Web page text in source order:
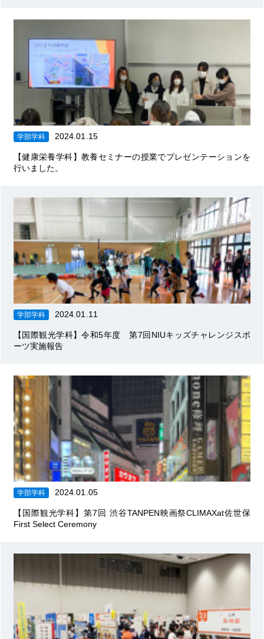
学部学科 2024.01.15
【健康栄養学科】教養セミナーの授業でプレゼンテーションを
行いました。
学部学科 2024.01.11
【国際観光学科】令和5年度 第7回NIUキッズチャレンジスポ
ーツ実施報告
学部学科 2024.01.05
【国際観光学科】第7回 渋谷TANPEN映画祭CLIMAXat佐世保
First Select Ceremony